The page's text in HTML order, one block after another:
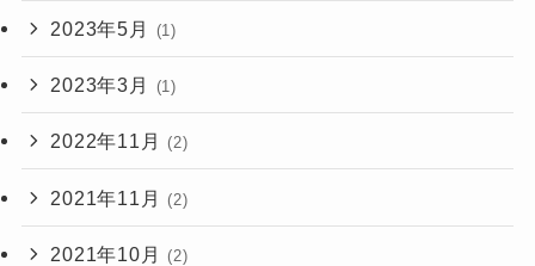
2023年5月 (1)
2023年3月 (1)
2022年11月 (2)
2021年11月 (2)
2021年10月 (2)